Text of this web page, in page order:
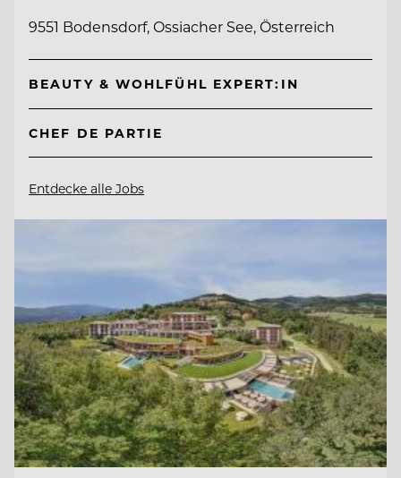
9551 Bodensdorf, Ossiacher See, Österreich
BEAUTY & WOHLFÜHL EXPERT:IN
CHEF DE PARTIE
Entdecke alle Jobs